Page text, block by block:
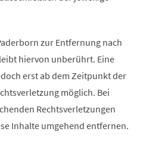
zur Entfernung nach
hiervon unberührt. Eine
erst ab dem Zeitpunkt der
möglich. Bei
Rechtsverletzungen
Inhalte umgehend entfernen.